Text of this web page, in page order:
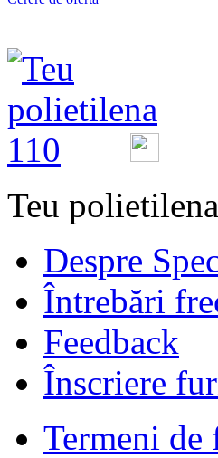
Teu
Despre
Întrebări
Feedback
Înscriere
Termeni de